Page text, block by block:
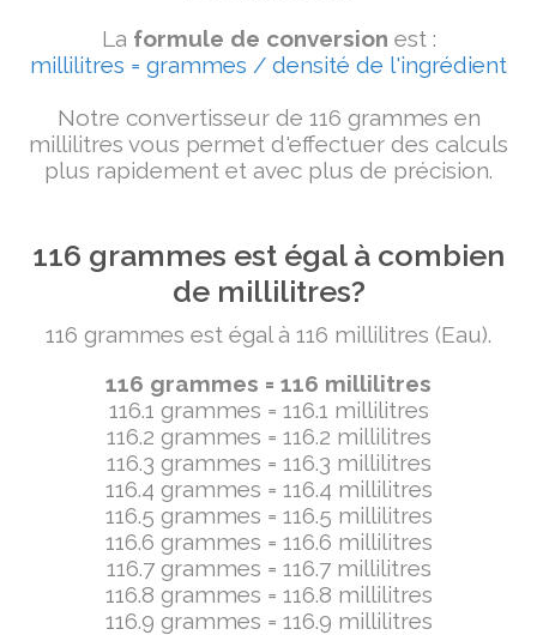
La formule de conversion est :
millilitres = grammes / densité de l'ingrédient
Notre convertisseur de 116 grammes en
millilitres vous permet d'effectuer des calculs
plus rapidement et avec plus de précision.
116 grammes est égal à combien
de millilitres?
116 grammes est égal à 116 millilitres (Eau).
116 grammes = 116 millilitres
116.1 grammes = 116.1 millilitres
116.2 grammes = 116.2 millilitres
116.3 grammes = 116.3 millilitres
116.4 grammes = 116.4 millilitres
116.5 grammes = 116.5 millilitres
116.6 grammes = 116.6 millilitres
116.7 grammes = 116.7 millilitres
116.8 grammes = 116.8 millilitres
116.9 grammes = 116.9 millilitres